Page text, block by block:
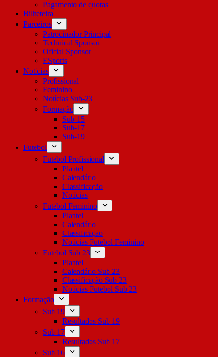
Pagamento de quotas
Bilheteira
Parceiros
Patrocinador Principal
Technical Sponsor
Oficial Sponsor
ESports
Notícias
Profissional
Feminino
Notícias Sub-23
Formação
Sub-15
Sub-17
Sub-19
Futebol
Futebol Profissional
Plantel
Calendário
Classificação
Notícias
Futebol Feminino
Plantel
Calendário
Classificação
Notícias Futebol Feminino
Futebol Sub 23
Plantel
Calendário Sub 23
Classificação Sub 23
Notícias Futebol Sub 23
Formação
Sub 19
Resultados Sub 19
Sub 17
Resultados Sub 17
Sub 16